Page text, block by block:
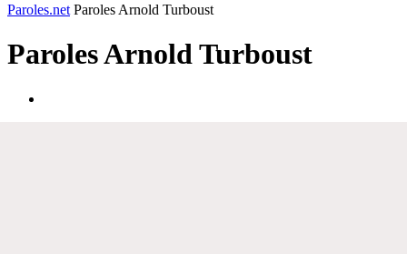
Paroles.net Paroles Arnold Turboust
ParolesArnold Turboust